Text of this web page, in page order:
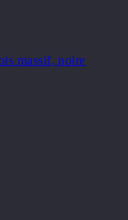
massif, noire